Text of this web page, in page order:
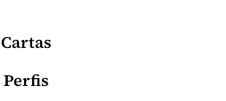
Cartas
Perfis